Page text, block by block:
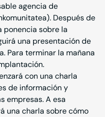
agencia de
Después de
ponencia sobre la
una presentación de
Para terminar la mañana
con una charla
de información y
empresas. A esa
una charla sobre cómo